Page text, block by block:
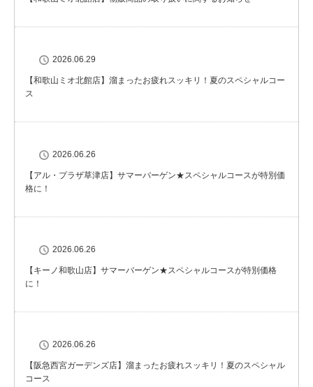
2026.06.29
【和歌山ミオ北館店】溜まったお疲れスッキリ！夏のスペシャルコー
ス
2026.06.26
【アル・プラザ草津店】サマーバーゲン★スペシャルコースが特別価
格に！
2026.06.26
【キーノ和歌山店】サマーバーゲン★スペシャルコースが特別価格
に！
2026.06.26
【阪急西宮ガーデンズ店】溜まったお疲れスッキリ！夏のスペシャル
コース